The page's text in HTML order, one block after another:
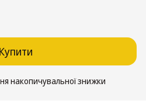
Купити
накопичувальної знижки